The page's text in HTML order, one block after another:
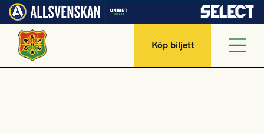
Köp biljett